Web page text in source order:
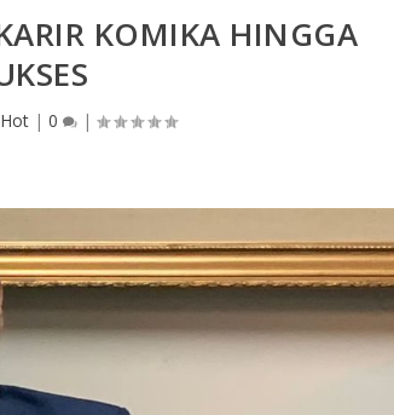
KOMIKA HINGGA
Hot| 0 |